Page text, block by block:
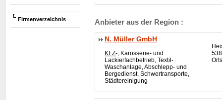
Firmenverzeichnis Anbieter aus der Region :
N. Müller GmbH
KFZ-, Karosserie- und
Lackierfachbetrieb, Textil-
Waschanlage, Abschlepp- und
Bergedienst, Schwertransporte,
Städtereinigung